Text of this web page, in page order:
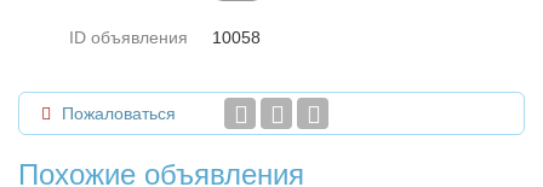
ID объявления 10058
Пожаловаться
Похожие объявления